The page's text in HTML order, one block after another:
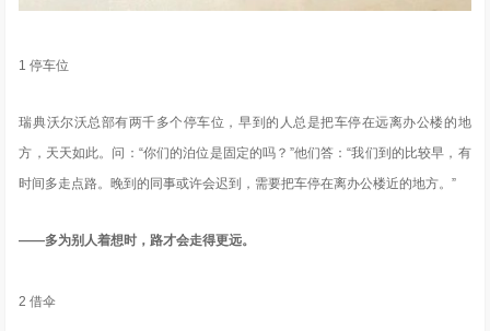
1 停车位
瑞典沃尔沃总部有两千多个停车位，早到的人总是把车停在远离办公楼的地
方，天天如此。问：“你们的泊位是固定的吗？”他们答：“我们到的比较早，有
时间多走点路。晚到的同事或许会迟到，需要把车停在离办公楼近的地方。”
——多为别人着想时，路才会走得更远。
2 借伞